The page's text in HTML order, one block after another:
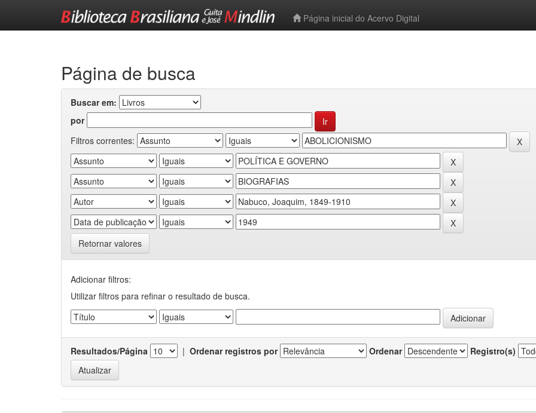
Página inicial do Acervo Digital
Página de busca
Buscar em:
por
Filtros correntes:
Retornar valores
Adicionar filtros:
Utilizar filtros para refinar o resultado de busca.
Resultados/Página | Ordenar registros por Ordenar Registro(s)